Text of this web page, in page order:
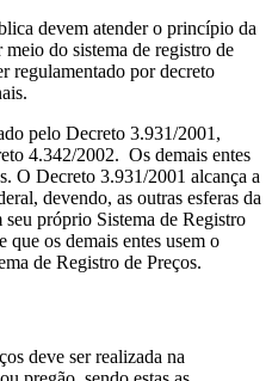
devem atender o princípio da
meio do sistema de registro de
regulamentado por decreto
pelo Decreto 3.931/2001,
4.342/2002. Os demais entes
O Decreto 3.931/2001 alcança a
devendo, as outras esferas da
próprio Sistema de Registro
que os demais entes usem o
de Registro de Preços.
deve ser realizada na